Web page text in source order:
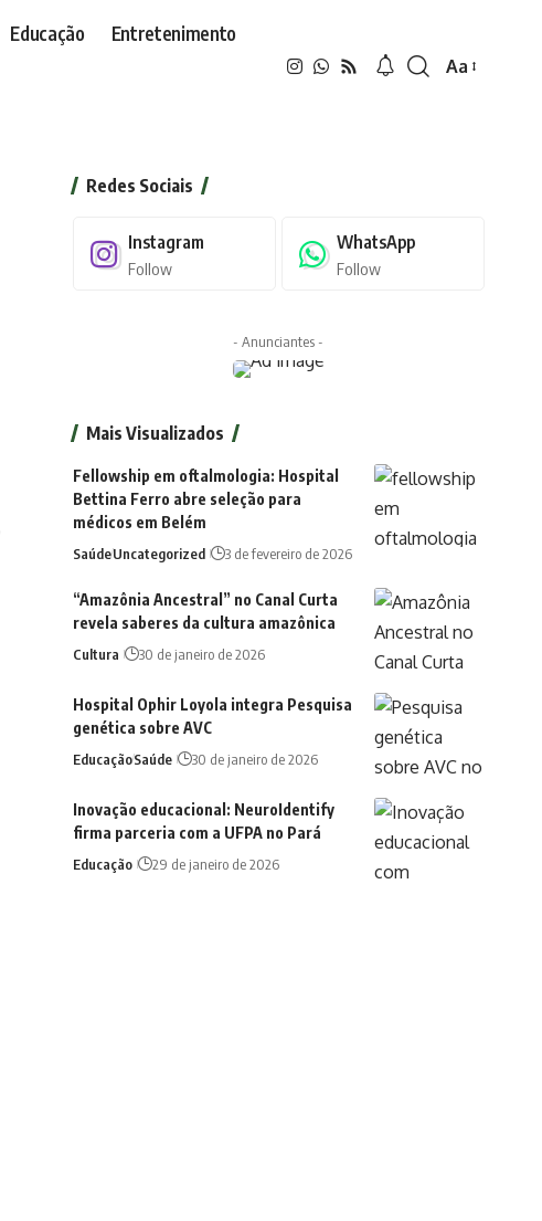
Educação Entretenimento
Font
Aa
Redes Sociais
Instagram
Follow
WhatsApp
Follow
- Anunciantes -
Mais Visualizados
Fellowship em oftalmologia: Hospital
Bettina Ferro abre seleção para
médicos em Belém
SaúdeUncategorized 3 de fevereiro de 2026
“Amazônia Ancestral” no Canal Curta
revela saberes da cultura amazônica
Cultura 30 de janeiro de 2026
Hospital Ophir Loyola integra Pesquisa
genética sobre AVC
EducaçãoSaúde 30 de janeiro de 2026
Inovação educacional: NeuroIdentify
firma parceria com a UFPA no Pará
Educação 29 de janeiro de 2026